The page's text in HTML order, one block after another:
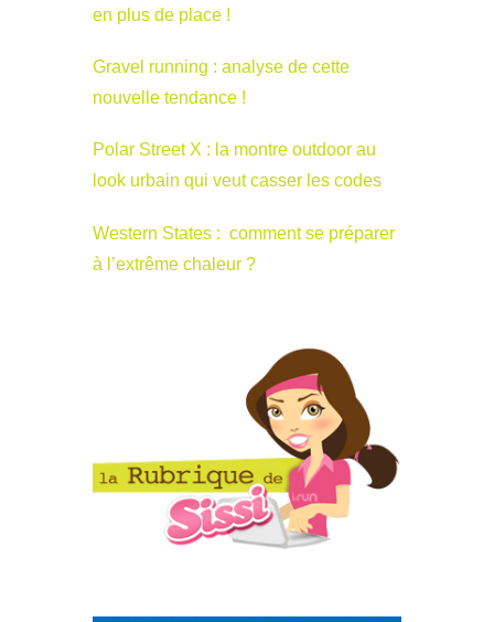
en plus de place !
Gravel running : analyse de cette
nouvelle tendance !
Polar Street X : la montre outdoor au
look urbain qui veut casser les codes
Western States : comment se préparer
à l’extrême chaleur ?